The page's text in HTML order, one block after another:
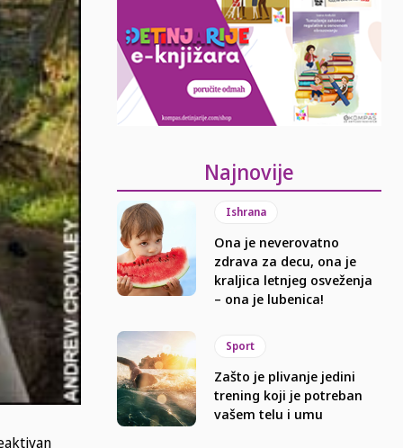
Najnovije
Ishrana
Ona je neverovatno
zdrava za decu, ona je
kraljica letnjeg osveženja
– ona je lubenica!
Sport
Zašto je plivanje jedini
trening koji je potreban
vašem telu i umu